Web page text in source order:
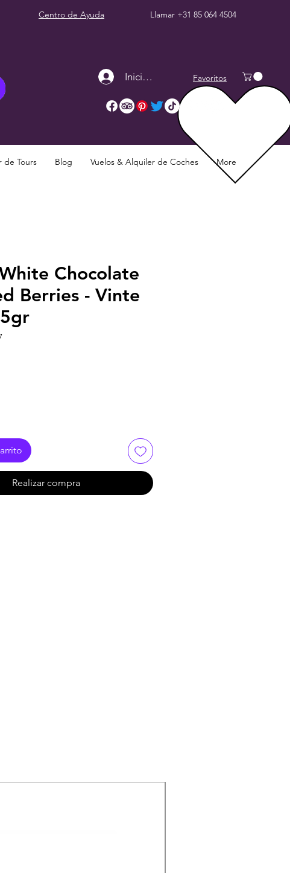
Centro de Ayuda Llamar +31 85 064 4504
Iniciar sesión Favoritos
de Tours Blog Vuelos & Alquiler de Coches More
Chocolate
Berries - Vinte
Realizar compra